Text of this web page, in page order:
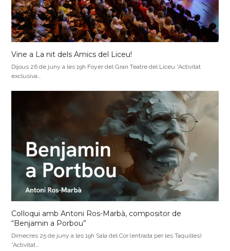
Vine a La nit dels Amics del Liceu!
Dijous 26 de juny a les 19h Foyer del Gran Teatre del Liceu *Activitat
exclusiva…
Col·loqui amb Antoni Ros-Marbà, compositor de
“Benjamin a Porbou”
Dimecres 25 de juny a les 19h Sala del Cor (entrada per les Taquilles)
*Activitat…